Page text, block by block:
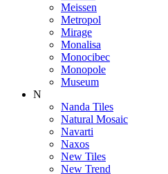
Meissen
Metropol
Mirage
Monalisa
Monocibec
Monopole
Museum
N
Nanda Tiles
Natural Mosaic
Navarti
Naxos
New Tiles
New Trend